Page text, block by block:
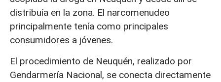
distribuía en la zona. El narcomenudeo
principalmente tenía como principales
consumidores a jóvenes.
El procedimiento de Neuquén, realizado por
Gendarmería Nacional, se conecta directamente